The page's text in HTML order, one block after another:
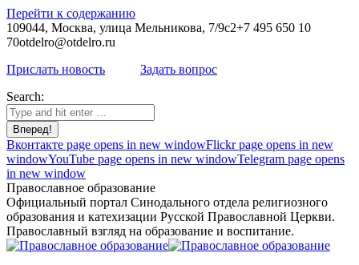
Перейти к содержанию
109044, Москва, улица Мельникова, 7/9с2+7 495 650 10
70otdelro@otdelro.ru
Прислать новость
Задать вопрос
Search:
Вконтакте page opens in new windowFlickr page opens in new
windowYouTube page opens in new windowTelegram page opens
in new window
Православное образование
Официальный портал Синодального отдела религиозного
образования и катехизации Русской Православной Церкви.
Православный взгляд на образование и воспитание.